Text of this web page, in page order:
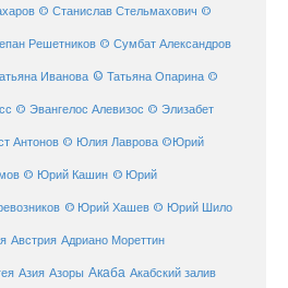
© Станислав Стельмахович ©
Решетников © Сумбат Александров
Иванова © Татьяна Опарина ©
© Эвангелос Алевизос © Элизабет
Антонов © Юлия Лаврова ©Юрий
© Юрий Кашин © Юрий
© Юрий Хашев © Юрий Шило
Австрия Адриано Мореттин
Азия Азоры Акаба Акабский залив